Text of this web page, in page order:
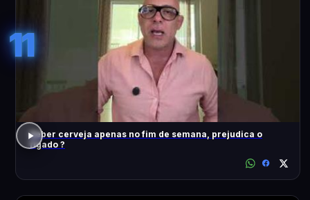
11
Beber cerveja apenas no fim de semana, prejudica o
fígado ?